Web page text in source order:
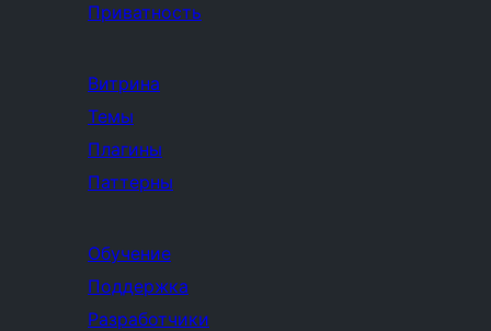
Приватность
Витрина
Темы
Плагины
Паттерны
Обучение
Поддержка
Разработчики